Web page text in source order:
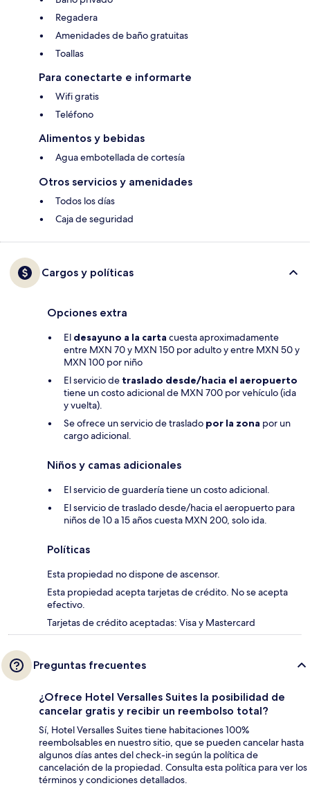
Regadera
Amenidades de baño gratuitas
Toallas
Para conectarte e informarte
Wifi gratis
Teléfono
Alimentos y bebidas
Agua embotellada de cortesía
Otros servicios y amenidades
Todos los días
Caja de seguridad
Cargos y políticas
Opciones extra
El desayuno a la carta cuesta aproximadamente
entre MXN 70 y MXN 150 por adulto y entre MXN 50 y
MXN 100 por niño
El servicio de traslado desde/hacia el aeropuerto
tiene un costo adicional de MXN 700 por vehículo (ida
y vuelta).
Se ofrece un servicio de traslado por la zona por un
cargo adicional.
Niños y camas adicionales
El servicio de guardería tiene un costo adicional.
El servicio de traslado desde/hacia el aeropuerto para
niños de 10 a 15 años cuesta MXN 200, solo ida.
Políticas
Esta propiedad no dispone de ascensor.
Esta propiedad acepta tarjetas de crédito. No se acepta
efectivo.
Tarjetas de crédito aceptadas: Visa y Mastercard
Preguntas frecuentes
¿Ofrece Hotel Versalles Suites la posibilidad de
cancelar gratis y recibir un reembolso total?
Sí, Hotel Versalles Suites tiene habitaciones 100%
reembolsables en nuestro sitio, que se pueden cancelar hasta
algunos días antes del check-in según la política de
cancelación de la propiedad. Consulta esta política para ver los
términos y condiciones detallados.